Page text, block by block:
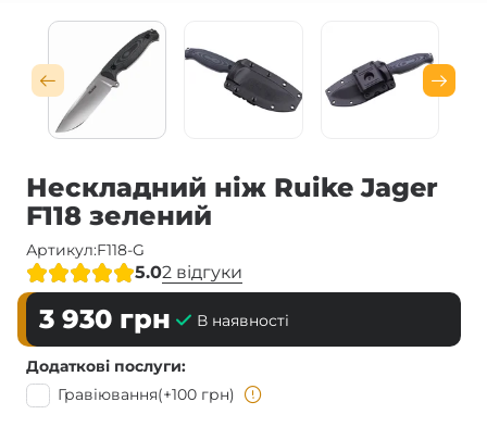
Нескладний ніж Ruike Jager
F118 зелений
Артикул:F118-G
5.02 відгуки
3 930 грн В наявності
Додаткові послуги
Гравіювання(+100 грн)